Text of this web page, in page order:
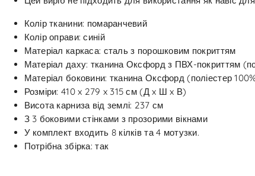
Колір тканини: помаранчевий
Колір оправи: синій
Матеріал каркаса: сталь з порошковим покриттям
Матеріал даху: тканина Оксфорд з ПВХ-покриттям
Матеріал боковини: тканина Оксфорд (поліестер
Розміри: 410 x 279 x 315 см (Д x Ш x В)
Висота карниза від землі: 237 см
З 3 боковими стінками з прозорими вікнами
У комплект входить 8 кілків та 4 мотузки.
Потрібна збірка: так